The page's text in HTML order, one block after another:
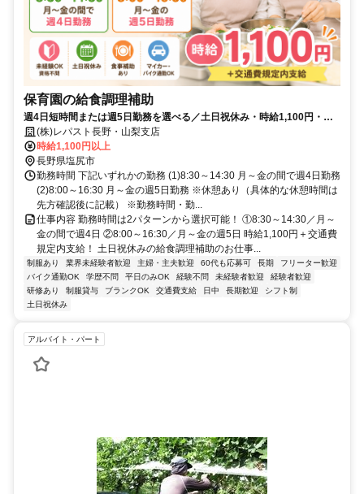
保育園の給食調理補助
週4日短時間または週5日勤務を選べる／土日祝休み・時給1,100円・未
経験OKの保育園給食調理補助
(株)レパスト長野・山梨支店
時給1,100円以上
長野県塩尻市
勤務時間 下記いずれかの勤務 (1)8:30～14:30 月～金の間で週4日勤務
(2)8:00～16:30 月～金の週5日勤務 ※休憩あり（具体的な休憩時間は
先方確認後に記載） ※勤務時間・勤...
仕事内容 勤務時間は2パターンから選択可能！ ①8:30～14:30／月～
金の間で週4日 ②8:00～16:30／月～金の週5日 時給1,100円＋交通費
規定内支給！ 土日祝休みの給食調理補助のお仕事...
制服あり 業界未経験者歓迎 主婦・主夫歓迎 60代も応募可 長期
フリーター歓迎
バイク通勤OK
学歴不問 平日のみOK 経験不問 未経験者歓迎
経験者歓迎
研修あり
制服貸与 ブランクOK 交通費支給 日中 長期歓迎
シフト制
土日祝休み
アルバイト・パート